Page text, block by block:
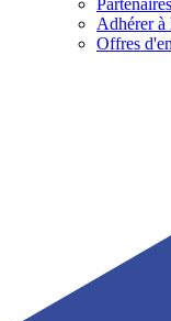
Adhérer
Offres